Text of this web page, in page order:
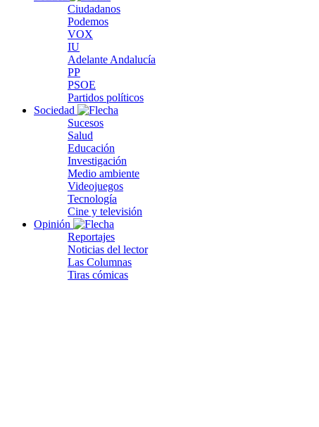
Ciudadanos
Podemos
VOX
IU
Adelante Andalucía
PP
PSOE
Partidos políticos
Sociedad
Sucesos
Salud
Educación
Investigación
Medio ambiente
Videojuegos
Tecnología
Cine y televisión
Opinión
Reportajes
Noticias del lector
Las Columnas
Tiras cómicas